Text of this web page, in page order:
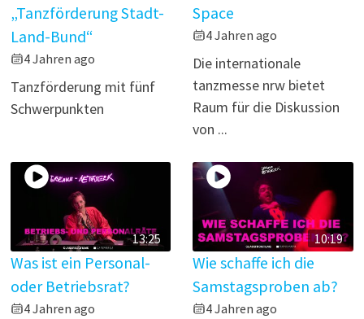
„Tanzförderung Stadt-
Land-Bund“
4 Jahren ago
Tanzförderung mit fünf
Schwerpunkten
Space
4 Jahren ago
Die internationale
tanzmesse nrw bietet
Raum für die Diskussion
von ...
13:25
Was ist ein Personal-
oder Betriebsrat?
4 Jahren ago
10:19
Wie schaffe ich die
Samstagsproben ab?
4 Jahren ago